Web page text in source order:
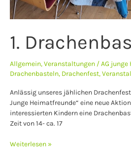
1.
Allgemein,Veranstaltungen /AG
Drachenbasteln, Drachenfest,
Anlässig unseres jählichen
Junge Heimatfreunde“ eine neue
interessierten Kindern eine
Zeit von 14- ca. 17
Weiterlesen »